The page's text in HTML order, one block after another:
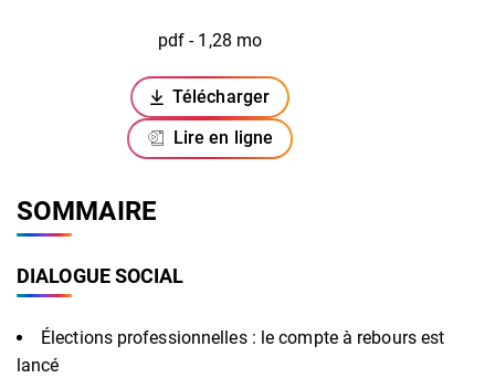
pdf - 1,28 mo
Télécharger
(ouverture dans un nouvel onglet)
Lire en ligne
SOMMAIRE
DIALOGUE SOCIAL
Élections professionnelles : le compte à rebours est
lancé